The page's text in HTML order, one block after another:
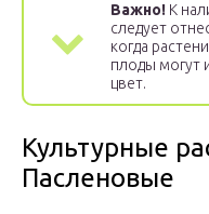
Важно! К
следует
когда
плоды могут
цвет.
Культурные
Пасленовые